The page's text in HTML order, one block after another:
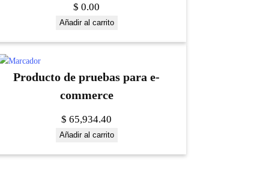
$ 0.00
Añadir al carrito
Producto de pruebas para e-
commerce
$ 65,934.40
Añadir al carrito